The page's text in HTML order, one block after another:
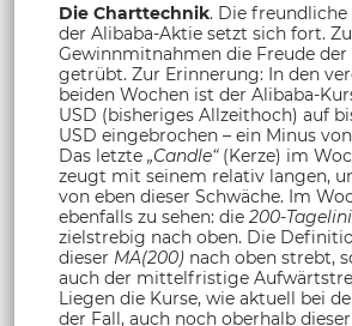
Die Charttechnik. Die freundliche
der Alibaba-Aktie setzt sich fort.
Gewinnmitnahmen die Freude
getrübt. Zur Erinnerung: In den
beiden Wochen ist der Alibaba-
USD (bisheriges Allzeithoch) auf
USD eingebrochen – ein Minus
Das letzte „Candle“(Kerze) im
zeugt mit seinem relativ langen,
von eben dieser Schwäche. Im
ebenfalls zu sehen: die 200-
zielstrebig nach oben. Die
dieser MA(200) nach oben strebt,
auch der mittelfristige
Liegen die Kurse, wie aktuell bei
der Fall, auch noch oberhalb